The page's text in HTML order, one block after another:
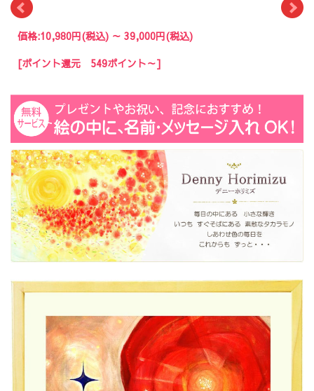
価格:10,980円(税込) ～ 39,000円(税込)
[ポイント還元 549ポイント～]